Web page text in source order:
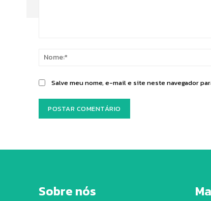
Salve meu nome, e-mail e site neste navegador
Sobre nós